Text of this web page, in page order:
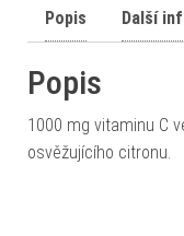
Popis Další
Popis
1000 mg vitaminu C
osvěžujícího citronu.